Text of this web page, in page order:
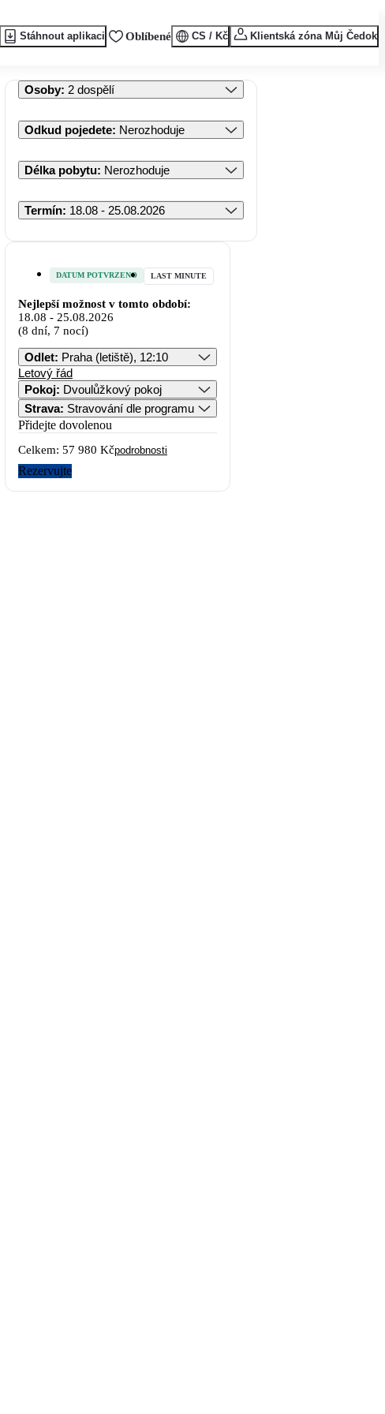
Stáhnout aplikaci Oblíbené CS / Kč Klientská zóna Můj Čedok
Osoby: 2 dospělí
Odkud pojedete: Nerozhoduje
Délka pobytu: Nerozhoduje
Termín: 18.08 - 25.08.2026
DATUM POTVRZENO LAST MINUTE
Nejlepší možnost v tomto období:
18.08 - 25.08.2026
(8 dní, 7 nocí)
Odlet: Praha (letiště), 12:10
Letový řád
Pokoj: Dvoulůžkový pokoj
Strava: Stravování dle programu
Přidejte dovolenou
Celkem: 57 980 Kčpodrobnosti
Rezervujte